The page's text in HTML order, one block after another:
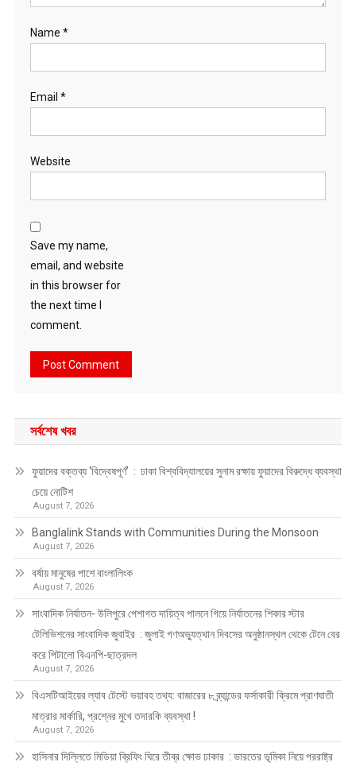
Name *
Email *
Website
Save my name,
email, and website
in this browser for
the next time I
comment.
সর্বশেষ খবর
ফুয়াদের বক্তব্য ‘বিদ্বেষপূর্ণ’ : ঢাকা বিশ্ববিদ্যালয়ের সুনাম রক্ষায় ফুয়াদের বিরুদ্ধে ব্যবস্থা
চেয়ে নোটিশ
August 7, 2026
Banglalink Stands with Communities During the Monsoon
August 7, 2026
বর্ষায় মানুষের পাশে বাংলালিংক
August 7, 2026
সাংবাদিক নির্যাতন- উলিপুরে পেশাগত দায়িত্ব পালনে গিয়ে নির্যাতনের শিকার স্টার
টেলিভিশনের সাংবাদিক জুবাইর : জুলাই গণঅভ্যুত্থান দিবসের অনুষ্ঠানস্থল থেকে টেনে বের
করে পিটালো বিএনপি-ছাত্রদল
August 7, 2026
বিএসটিআইয়ের ল্যাব টেস্টে ভয়াবহ তথ্য: বাজারের ৮ ব্র্যান্ডের ফর্সাকারী ক্রিমে প্রাণঘাতী
মাত্রার মার্কারি, প্রশ্নের মুখে তদারকি ব্যবস্থা !
August 7, 2026
হাসিনার দিল্লিতে মিডিয়া ব্রিফিং ঘিরে তীব্র ক্ষোভ ঢাকার : ভারতের ভূমিকা নিয়ে পররাষ্ট্র